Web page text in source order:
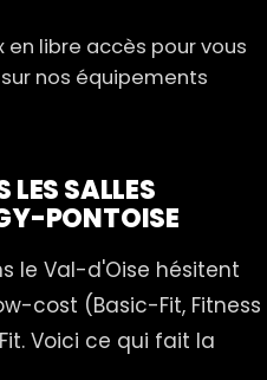
en libre accès pour vous
nos équipements
SALLES
PONTOISE
le Val-d'Oise hésitent
cost (Basic-Fit, Fitness
Voici ce qui fait la